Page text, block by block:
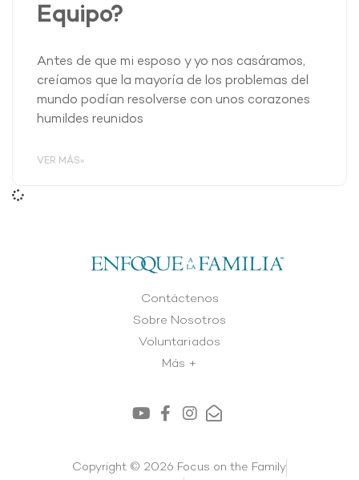
Equipo?
Antes de que mi esposo y yo nos casáramos,
creíamos que la mayoría de los problemas del
mundo podían resolverse con unos corazones
humildes reunidos
VER MÁS»
Contáctenos
Sobre Nosotros
Voluntariados
Más +
Copyright © 2026 Focus on the Family